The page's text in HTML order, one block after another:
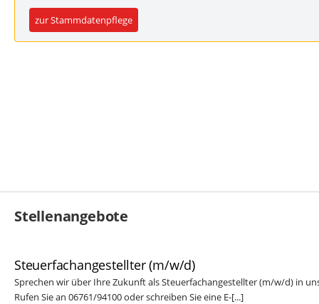
zur Stammdatenpflege
Stellenangebote
Steuerfachangestellter (m/w/d)
Sprechen wir über Ihre Zukunft als Steuerfachangestellter (m/w/d) in
Rufen Sie an 06761/94100 oder schreiben Sie eine E-[...]